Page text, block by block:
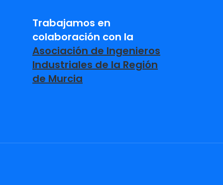
Trabajamos en
colaboración con la
Asociación de Ingenieros
Industriales de la Región
de Murcia